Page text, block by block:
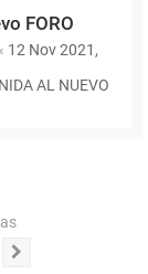
FORO
12 Nov 2021,
AL NUEVO